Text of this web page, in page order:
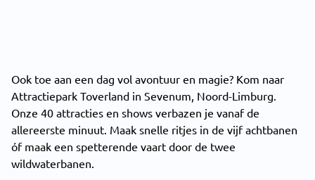
Ook toe aan een dag vol avontuur en magie? Kom naar
Attractiepark Toverland in Sevenum, Noord-Limburg.
Onze 40 attracties en shows verbazen je vanaf de
allereerste minuut. Maak snelle ritjes in de vijf achtbanen
óf maak een spetterende vaart door de twee
wildwaterbanen.